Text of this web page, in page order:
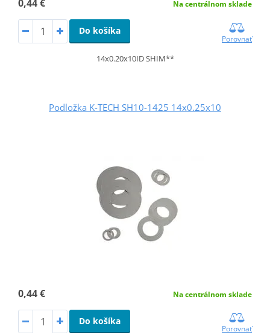
0,44 € Na centrálnom sklade
Do košíka
Porovnať
14x0.20x10ID SHIM**
Podložka K-TECH SH10-1425 14x0.25x10
0,44 € Na centrálnom sklade
Do košíka
Porovnať